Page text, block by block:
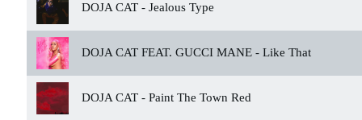
DOJA CAT - Jealous Type
DOJA CAT FEAT. GUCCI MANE - Like That
DOJA CAT - Paint The Town Red